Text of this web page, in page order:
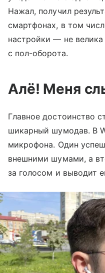
Нажал, получил
смартфонах, в том
настройки — не велика
с пол-оборота.
Алё! Меня
Главное достоинство
шикарный шумодав. В
микрофона. Один
внешними шумами, а
за голосом и выводит